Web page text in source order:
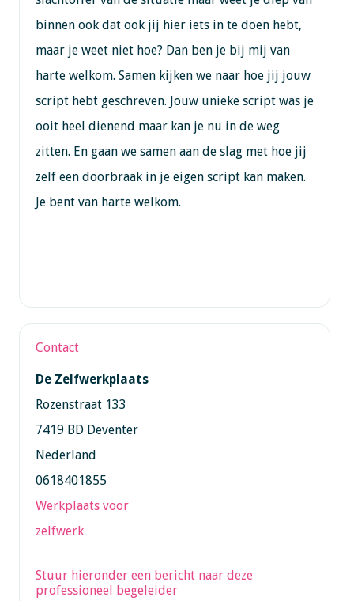
binnen ook dat ook jij hier iets in te doen hebt,
maar je weet niet hoe? Dan ben je bij mij van
harte welkom. Samen kijken we naar hoe jij jouw
script hebt geschreven. Jouw unieke script was je
ooit heel dienend maar kan je nu in de weg
zitten. En gaan we samen aan de slag met hoe jij
zelf een doorbraak in je eigen script kan maken.
Je bent van harte welkom.
Contact
De Zelfwerkplaats
Rozenstraat 133
7419 BD Deventer
Nederland
0618401855
Werkplaats voor
zelfwerk
Stuur hieronder een bericht naar deze
professioneel begeleider